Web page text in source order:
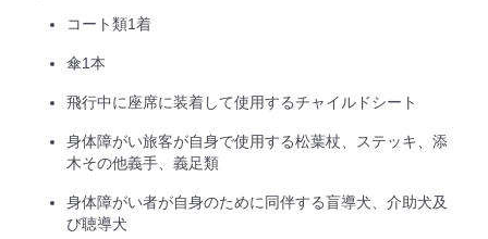
コート類1着
傘1本
飛行中に座席に装着して使用するチャイルドシート
身体障がい旅客が自身で使用する松葉杖、ステッキ、添
木その他義手、義足類
身体障がい者が自身のために同伴する盲導犬、介助犬及
び聴導犬